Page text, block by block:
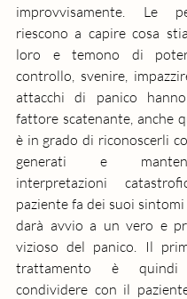
improvvisamente. Le
riescono a capire cosa
loro e temono di
controllo, svenire,
attacchi di panico
fattore scatenante, anche
è in grado di riconoscerli
generati e
interpretazioni
paziente fa dei suoi
darà avvio a un vero e
vizioso del panico. Il
trattamento è
condividere con il